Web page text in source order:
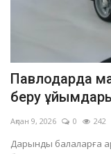
Павлодарда
беру
Ақпан 9, 2026 0 242
Дарынды балаларға